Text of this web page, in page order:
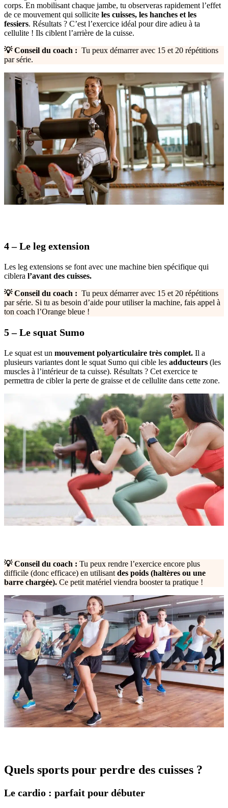
corps. En mobilisant chaque jambe, tu observeras rapidement l’effet
de ce mouvement qui sollicite les cuisses, les hanches et les
fessiers. Résultats ? C’est l’exercice idéal pour dire adieu à ta
cellulite ! Ils ciblent l’arrière de la cuisse.
💡 Conseil du coach : Tu peux démarrer avec 15 et 20 répétitions
par série.
4 – Le leg extension
Les leg extensions se font avec une machine bien spécifique qui
ciblera l’avant des cuisses.
💡 Conseil du coach : Tu peux démarrer avec 15 et 20 répétitions
par série. Si tu as besoin d’aide pour utiliser la machine, fais appel à
ton coach l’Orange bleue !
5 – Le squat Sumo
Le squat est un mouvement polyarticulaire très complet. Il a
plusieurs variantes dont le squat Sumo qui cible les adducteurs (les
muscles à l’intérieur de ta cuisse). Résultats ? Cet exercice te
permettra de cibler la perte de graisse et de cellulite dans cette zone.
💡 Conseil du coach : Tu peux rendre l’exercice encore plus
difficile (donc efficace) en utilisant des poids (haltères ou une
barre chargée). Ce petit matériel viendra booster ta pratique !
Quels sports pour perdre des cuisses ?
Le cardio : parfait pour débuter